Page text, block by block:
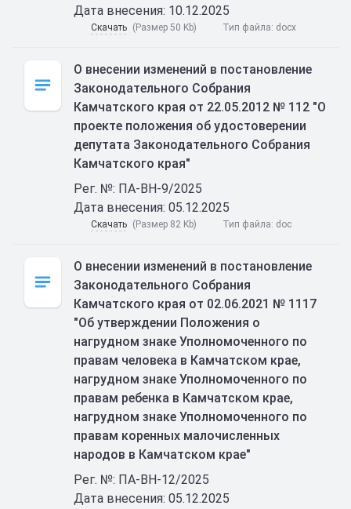
Дата внесения: 10.12.2025
Скачать (Размер 50 Kb) Тип файла: docx
О внесении изменений в постановление
Законодательного Собрания
Камчатского края от 22.05.2012 № 112 "О
проекте положения об удостоверении
депутата Законодательного Собрания
Камчатского края"
Рег. №: ПА-ВН-9/2025
Дата внесения: 05.12.2025
Скачать (Размер 82 Kb) Тип файла: doc
О внесении изменений в постановление
Законодательного Собрания
Камчатского края от 02.06.2021 № 1117
"Об утверждении Положения о
нагрудном знаке Уполномоченного по
правам человека в Камчатском крае,
нагрудном знаке Уполномоченного по
правам ребенка в Камчатском крае,
нагрудном знаке Уполномоченного по
правам коренных малочисленных
народов в Камчатском крае"
Рег. №: ПА-ВН-12/2025
Дата внесения: 05.12.2025